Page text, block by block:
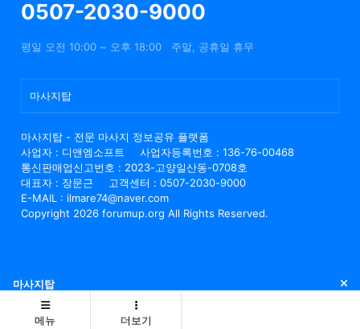
0507-2030-9000
평일 오전 10:00 ~ 오후 18:00 주말, 공휴일 휴무
마사지탑
마사지탑 - 전문 마사지 정보공유 플랫폼
사업자 : 디앤엠소프트
사업자등록번호 : 136-76-00468
통신판매업신고번호 : 2023-고양일산동-0708호
대표자 : 장문근
고객센터 : 0507-2030-9000
E-MAIL : ilmare74@naver.com
Copyright 2026 forumup.org All Rights Reserved.
마사지탑 닫
메뉴 더보기